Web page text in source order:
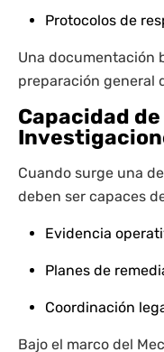
Protocolos de
Una documentación
preparación general
Capacidad
Cuando surge una
deben ser capaces
Evidencia
Planes de
Coordinación
Bajo el marco del